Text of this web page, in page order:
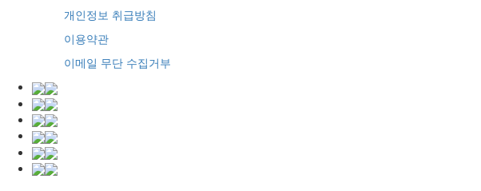
개인정보 취급방침
이용약관
이메일 무단 수집거부